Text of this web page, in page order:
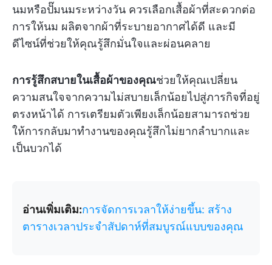
นมหรือปั๊มนมระหว่างวัน ควรเลือกเสื้อผ้าที่สะดวกต่อ
การให้นม ผลิตจากผ้าที่ระบายอากาศได้ดี และมี
ดีไซน์ที่ช่วยให้คุณรู้สึกมั่นใจและผ่อนคลาย
การรู้สึกสบายในเสื้อผ้าของคุณช่วยให้คุณเปลี่ยน
ความสนใจจากความไม่สบายเล็กน้อยไปสู่ภารกิจที่อยู่
ตรงหน้าได้ การเตรียมตัวเพียงเล็กน้อยสามารถช่วย
ให้การกลับมาทำงานของคุณรู้สึกไม่ยากลำบากและ
เป็นบวกได้
อ่านเพิ่มเติม:การจัดการเวลาให้ง่ายขึ้น: สร้าง
ตารางเวลาประจำสัปดาห์ที่สมบูรณ์แบบของคุณ